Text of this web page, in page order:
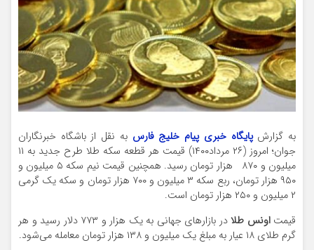
به گزارش پایگاه خبری پیام خلیج فارس به نقل از باشگاه خبرنگاران
جوان؛ امروز (۲۶ مرداد۱۴۰۰) قیمت هر قطعه سکه طلا طرح جدید به ۱۱
میلیون و ۸۷۰ هزار تومان رسید. همچنین قیمت نیم سکه ۵ میلیون و
۹۵۰ هزار تومان، ربع سکه ۳ میلیون و ۷۰۰ هزار تومان و سکه یک گرمی
۲ میلیون و ۲۵۰ هزار تومان است.
قیمتاونس طلا
در بازار‌های جهانی به یک هزار و ۷۷۳ دلار رسید و هر
گرم طلای ۱۸ عیار به مبلغ یک میلیون و ۱۳۸ هزار تومان معامله می‌شود.